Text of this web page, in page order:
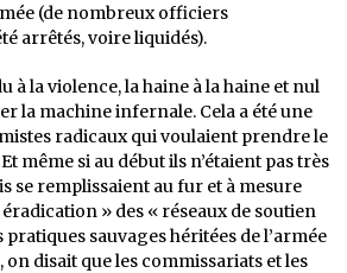
(de nombreux officiers
arrêtés, voire liquidés).
à la violence, la haine à la haine et nul
la machine infernale. Cela a été une
radicaux qui voulaient prendre le
même si au début ils n’étaient pas très
se remplissaient au fur et à mesure
éradication » des « réseaux de soutien
pratiques sauvages héritées de l’armée
on disait que les commissariats et les